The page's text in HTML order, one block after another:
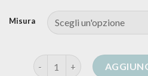
Misura
cardigan animalier quantità